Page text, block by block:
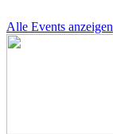
Alle Events anzeigen